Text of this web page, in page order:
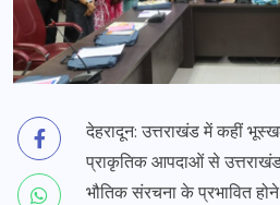
देहरादून: उत्तराखंड में कहीं
प्राकृतिक आपदाओं से
भौतिक संरचना के प्रभावित